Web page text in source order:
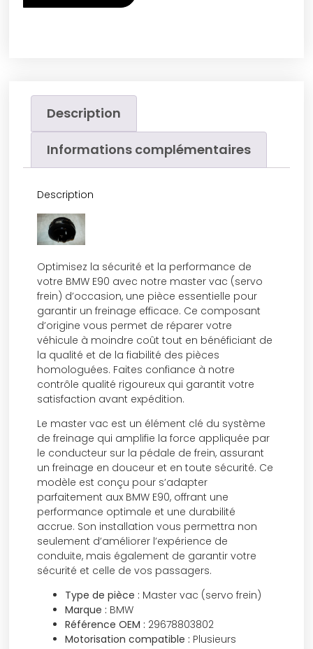
Description
Informations complémentaires
Description
Optimisez la sécurité et la performance de
votre BMW E90 avec notre master vac (servo
frein) d’occasion, une pièce essentielle pour
garantir un freinage efficace. Ce composant
d’origine vous permet de réparer votre
véhicule à moindre coût tout en bénéficiant de
la qualité et de la fiabilité des pièces
homologuées. Faites confiance à notre
contrôle qualité rigoureux qui garantit votre
satisfaction avant expédition.
Le master vac est un élément clé du système
de freinage qui amplifie la force appliquée par
le conducteur sur la pédale de frein, assurant
un freinage en douceur et en toute sécurité. Ce
modèle est conçu pour s’adapter
parfaitement aux BMW E90, offrant une
performance optimale et une durabilité
accrue. Son installation vous permettra non
seulement d’améliorer l’expérience de
conduite, mais également de garantir votre
sécurité et celle de vos passagers.
Type de pièce : Master vac (servo frein)
Marque : BMW
Référence OEM : 29678803802
Motorisation compatible : Plusieurs